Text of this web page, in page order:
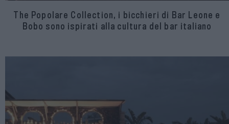
The Popolare Collection, i bicchieri di Bar Leone e
Bobo sono ispirati alla cultura del bar italiano